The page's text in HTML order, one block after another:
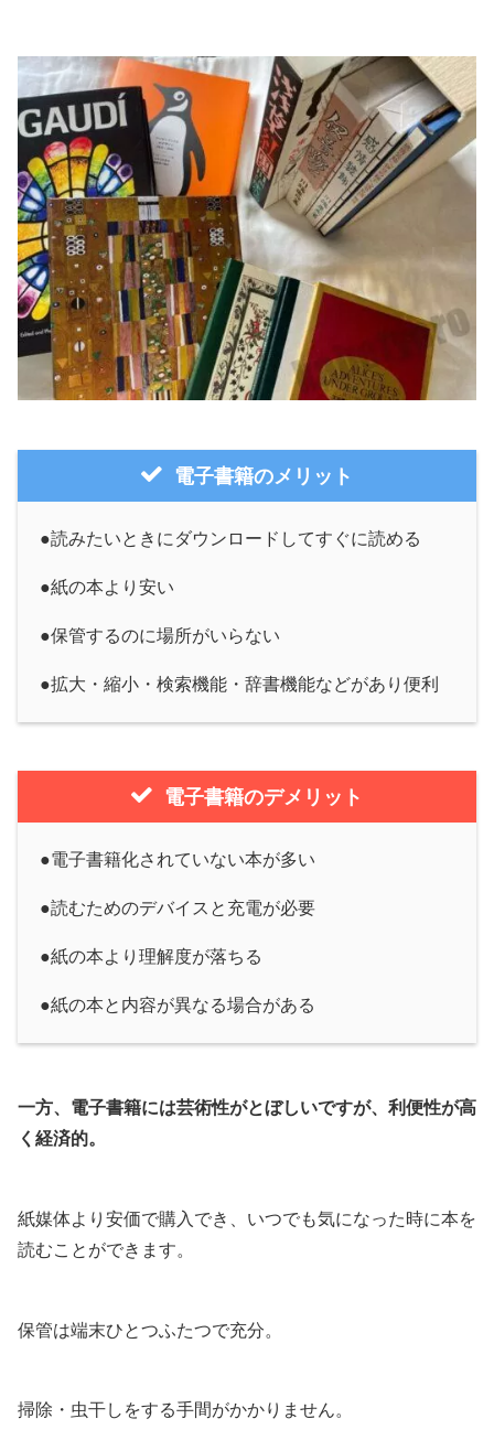
電子書籍のメリット
●読みたいときにダウンロードしてすぐに読める
●紙の本より安い
●保管するのに場所がいらない
●拡大・縮小・検索機能・辞書機能などがあり便利
電子書籍のデメリット
●電子書籍化されていない本が多い
●読むためのデバイスと充電が必要
●紙の本より理解度が落ちる
●紙の本と内容が異なる場合がある
一方、電子書籍には芸術性がとぼしいですが、利便性が高
く経済的。
紙媒体より安価で購入でき、いつでも気になった時に本を
読むことができます。
保管は端末ひとつふたつで充分。
掃除・虫干しをする手間がかかりません。